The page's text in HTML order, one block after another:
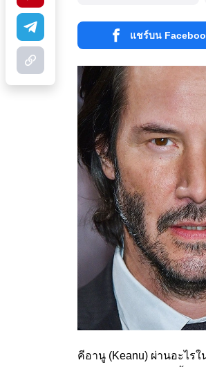
แชร์บน
คีอานู (Keanu) ผ่านอะไร